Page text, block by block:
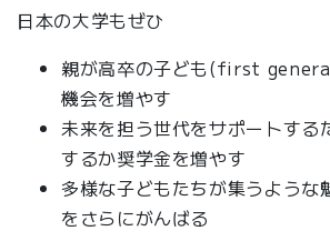
日本の大学もぜひ
親が高卒の子ども(first
機会を増やす
未来を担う世代をサポートする
するか奨学金を増やす
多様な子どもたちが集うような
をさらにがんばる